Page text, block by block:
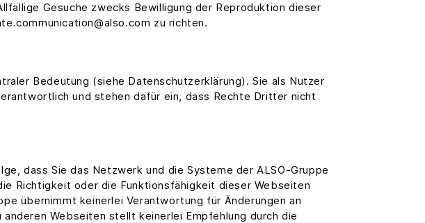
Gesuche zwecks Bewilligung der Reproduktion dieser
zu richten.
Bedeutung (siehe Datenschutzerklärung). Sie als Nutzer
und stehen dafür ein, dass Rechte Dritter nicht
dass Sie das Netzwerk und die Systeme der ALSO-Gruppe
Richtigkeit oder die Funktionsfähigkeit dieser Webseiten
übernimmt keinerlei Verantwortung für Änderungen an
Webseiten stellt keinerlei Empfehlung durch die